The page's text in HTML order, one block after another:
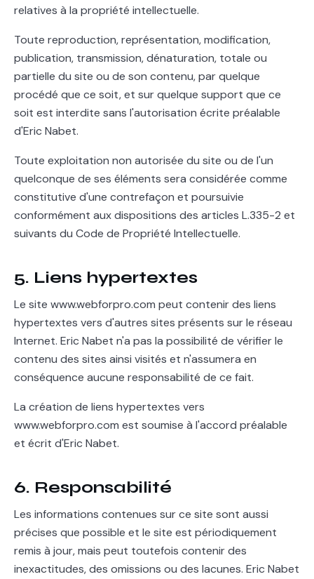
relatives à la propriété intellectuelle.
Toute reproduction, représentation, modification,
publication, transmission, dénaturation, totale ou
partielle du site ou de son contenu, par quelque
procédé que ce soit, et sur quelque support que ce
soit est interdite sans l'autorisation écrite préalable
d'Eric Nabet.
Toute exploitation non autorisée du site ou de l'un
quelconque de ses éléments sera considérée comme
constitutive d'une contrefaçon et poursuivie
conformément aux dispositions des articles L.335-2 et
suivants du Code de Propriété Intellectuelle.
5. Liens hypertextes
Le site www.webforpro.com peut contenir des liens
hypertextes vers d'autres sites présents sur le réseau
Internet. Eric Nabet n'a pas la possibilité de vérifier le
contenu des sites ainsi visités et n'assumera en
conséquence aucune responsabilité de ce fait.
La création de liens hypertextes vers
www.webforpro.com est soumise à l'accord préalable
et écrit d'Eric Nabet.
6. Responsabilité
Les informations contenues sur ce site sont aussi
précises que possible et le site est périodiquement
remis à jour, mais peut toutefois contenir des
inexactitudes, des omissions ou des lacunes. Eric Nabet